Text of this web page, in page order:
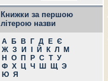
Книжки за першою
літерою назви
А Б В Г Д Е Є
Ж З И Й К Л
М
Н
О П Р С Т У
Ф Х Ц Ч Ш Щ Э
Ю Я